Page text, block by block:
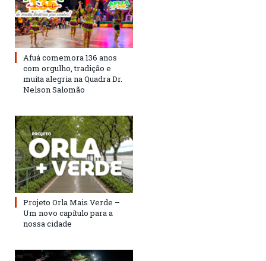
Afuá comemora 136 anos
com orgulho, tradição e
muita alegria na Quadra Dr.
Nelson Salomão
Projeto Orla Mais Verde –
Um novo capítulo para a
nossa cidade